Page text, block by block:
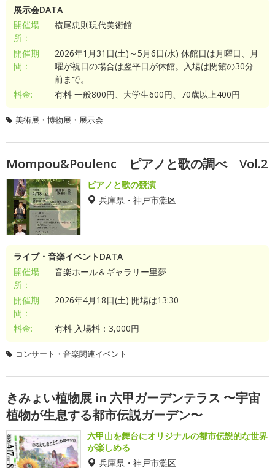
展示会DATA
開催場
所：
横尾忠則現代美術館
開催期
間：
2026年1月31日(土)～5月6日(水) 休館日は月曜日、月
曜が祝日の場合は翌平日が休館。入場は閉館の30分
前まで。
料金:
有料 一般800円、大学生600円、70歳以上400円
美術展・博物展・展示会
Mompou&Poulenc ピアノと歌の調べ Vol.2
ピアノと歌の競演
兵庫県・神戸市灘区
ライブ・音楽イベントDATA
開催場
所：
音楽ホール＆ギャラリー里夢
開催期
間：
2026年4月18日(土) 開場は13:30
料金: 有料 入場料：3,000円
コンサート・音楽関連イベント
きみょい植物展 in 六甲ガーデンテラス 〜宇宙
植物が生息する都市伝説ガーデン〜
六甲山を舞台にオリジナルの都市伝説的な世界
が楽しめる
兵庫県・神戸市灘区